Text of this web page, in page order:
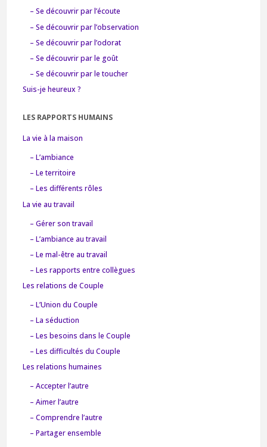
– Se découvrir par l’écoute
– Se découvrir par l’observation
– Se découvrir par l’odorat
– Se découvrir par le goût
– Se découvrir par le toucher
Suis-je heureux ?
LES RAPPORTS HUMAINS
La vie à la maison
– L’ambiance
– Le territoire
– Les différents rôles
La vie au travail
– Gérer son travail
– L’ambiance au travail
– Le mal-être au travail
– Les rapports entre collègues
Les relations de Couple
– L’Union du Couple
– La séduction
– Les besoins dans le Couple
– Les difficultés du Couple
Les relations humaines
– Accepter l’autre
– Aimer l’autre
– Comprendre l’autre
– Partager ensemble